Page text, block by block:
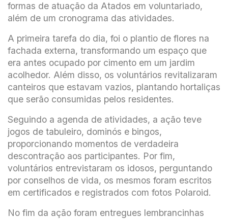
formas de atuação da Atados em voluntariado,
além de um cronograma das atividades.
A primeira tarefa do dia, foi o plantio de flores na
fachada externa, transformando um espaço que
era antes ocupado por cimento em um jardim
acolhedor. Além disso, os voluntários revitalizaram
canteiros que estavam vazios, plantando hortaliças
que serão consumidas pelos residentes.
Seguindo a agenda de atividades, a ação teve
jogos de tabuleiro, dominós e bingos,
proporcionando momentos de verdadeira
descontração aos participantes. Por fim,
voluntários entrevistaram os idosos, perguntando
por conselhos de vida, os mesmos foram escritos
em certificados e registrados com fotos Polaroid.
No fim da ação foram entregues lembrancinhas